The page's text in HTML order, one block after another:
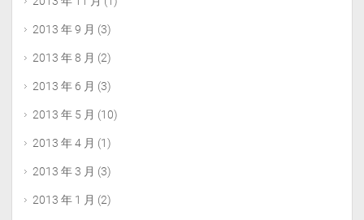
2013 年 9 月 (3)
2013 年 8 月 (2)
2013 年 6 月 (3)
2013 年 5 月 (10)
2013 年 4 月 (1)
2013 年 3 月 (3)
2013 年 1 月 (2)